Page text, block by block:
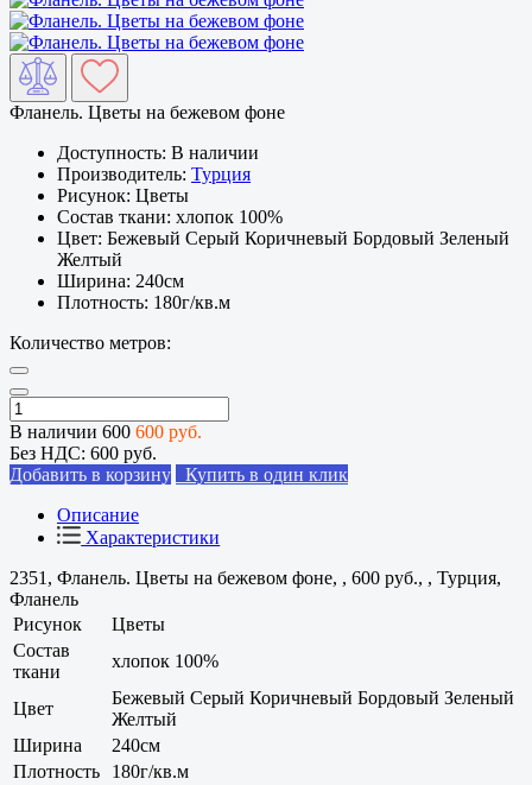
Фланель. Цветы на бежевом фоне
Доступность: В наличии
Производитель: Турция
Рисунок: Цветы
Состав ткани: хлопок 100%
Цвет: Бежевый Серый Коричневый Бордовый Зеленый
Желтый
Ширина: 240см
Плотность: 180г/кв.м
Количество метров:
В наличии 600 600 руб.
Без НДС: 600 руб.
Добавить в корзину
Купить в один клик
Описание
Характеристики
2351, Фланель. Цветы на бежевом фоне, , 600 руб., , Турция,
Фланель
Рисунок
Цветы
Состав
ткани
хлопок 100%
Цвет
Бежевый Серый Коричневый Бордовый Зеленый
Желтый
Ширина
240см
Плотность
180г/кв.м